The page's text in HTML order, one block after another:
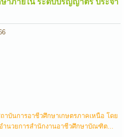
าภายใน ระดับปริญญาตรี ประจำ
าบันการอาชีวศึกษาเกษตรภาคเหนือ โดย
นวยการสำนักงานอาชีวศึกษาบัณฑิต...